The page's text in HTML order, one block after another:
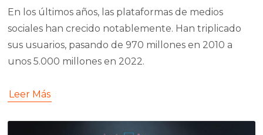
En los últimos años, las plataformas de medios
sociales han crecido notablemente. Han triplicado
sus usuarios, pasando de 970 millones en 2010 a
unos 5.000 millones en 2022.
Leer Más